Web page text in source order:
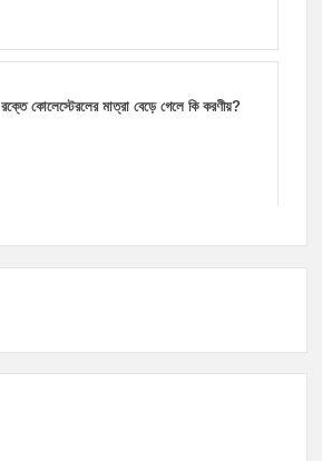
রক্তে কোলেস্টেরলের মাত্রা বেড়ে গেলে কি করণীয়?